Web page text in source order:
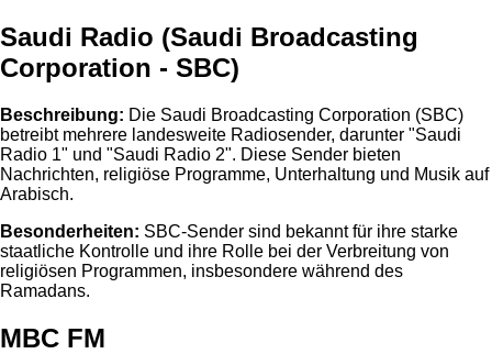
Saudi Radio (Saudi Broadcasting
Corporation - SBC)
Beschreibung: Die Saudi Broadcasting Corporation (SBC)
betreibt mehrere landesweite Radiosender, darunter "Saudi
Radio 1" und "Saudi Radio 2". Diese Sender bieten
Nachrichten, religiöse Programme, Unterhaltung und Musik auf
Arabisch.
Besonderheiten: SBC-Sender sind bekannt für ihre starke
staatliche Kontrolle und ihre Rolle bei der Verbreitung von
religiösen Programmen, insbesondere während des
Ramadans.
MBC FM